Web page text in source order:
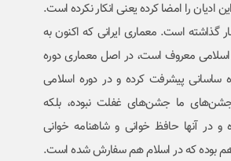
ادیان را امضا کرده یعنی انکار نکرده است.
گذاشته است. معماری ایرانی که اکنون به
اسلامی معروف است، در اصل معماری دوره
ساسانی پیشرفت کرده و در دوره اسلامی
ما جشن‌های غفلت نبوده، بلکه
و در آنها حافظ خوانی و شاهنامه خوانی
هم بوده که در اسلام هم سفارش شده است.